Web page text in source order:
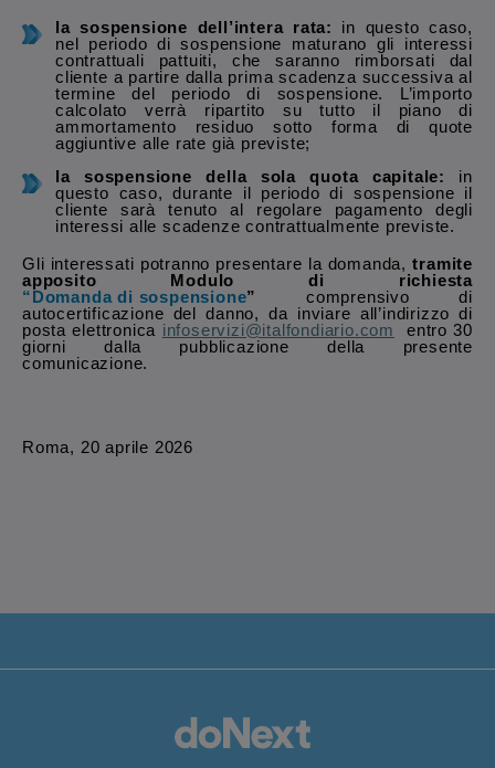
la sospensione dell’intera rata:
in questo caso,
nel periodo di sospensione maturano gli interessi
contrattuali pattuiti, che saranno rimborsati dal
cliente a partire dalla prima scadenza successiva al
termine del periodo di sospensione. L’importo
calcolato verrà ripartito su tutto il piano di
ammortamento residuo sotto forma di quote
aggiuntive alle rate già previste;
la sospensione della sola quota capitale:
in
questo caso, durante il periodo di sospensione il
cliente sarà tenuto al regolare pagamento degli
interessi alle scadenze contrattualmente previste.
Gli interessati potranno presentare la domanda,tramite
apposito Modulo di richiesta
“Domanda di sospensione”
comprensivo di
autocertificazione del danno, da inviare all’indirizzo di
posta elettronica infoservizi@italfondiario.com
entro 30
giorni dalla pubblicazione della presente
comunicazione.
Roma, 20 aprile 2026